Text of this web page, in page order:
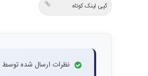
کپی لینک کوتاه
نظرات ارسال شده